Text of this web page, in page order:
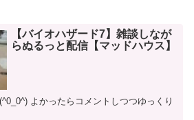
【バイオハザード7】雑談しなが
らぬるっと配信【マッドハウス】
よかったらコメントしつつゆっくり